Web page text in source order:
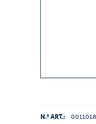
N.º ART.: